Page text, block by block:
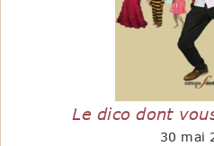
Le dico dont
30 mai